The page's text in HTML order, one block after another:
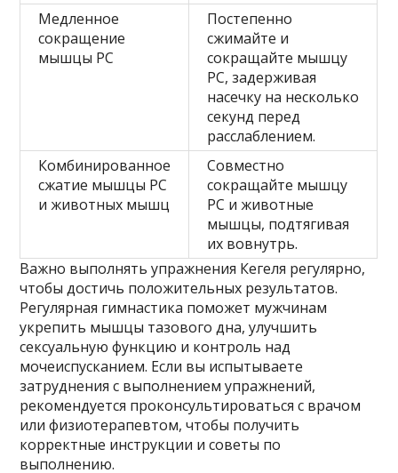
Медленное
сокращение
мышцы PC
Постепенно
сжимайте и
сокращайте мышцу
PC, задерживая
насечку на несколько
секунд перед
расслаблением.
Комбинированное
сжатие мышцы PC
и животных мышц
Совместно
сокращайте мышцу
PC и животные
мышцы, подтягивая
их вовнутрь.
Важно выполнять упражнения Кегеля регулярно,
чтобы достичь положительных результатов.
Регулярная гимнастика поможет мужчинам
укрепить мышцы тазового дна, улучшить
сексуальную функцию и контроль над
мочеиспусканием. Если вы испытываете
затруднения с выполнением упражнений,
рекомендуется проконсультироваться с врачом
или физиотерапевтом, чтобы получить
корректные инструкции и советы по
выполнению.